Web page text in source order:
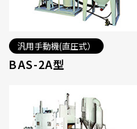
汎用手動機(直圧式）
BAS-2A型